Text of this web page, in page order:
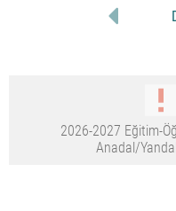
2026-2027 Eğitim-
Anadal/